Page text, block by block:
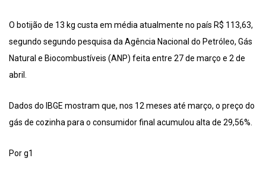
O botijão de 13 kg custa em média atualmente no país R$ 113,63,
segundo segundo pesquisa da Agência Nacional do Petróleo, Gás
Natural e Biocombustíveis (ANP) feita entre 27 de março e 2 de
abril.
Dados do IBGE mostram que, nos 12 meses até março, o preço do
gás de cozinha para o consumidor final acumulou alta de 29,56%.
Por g1